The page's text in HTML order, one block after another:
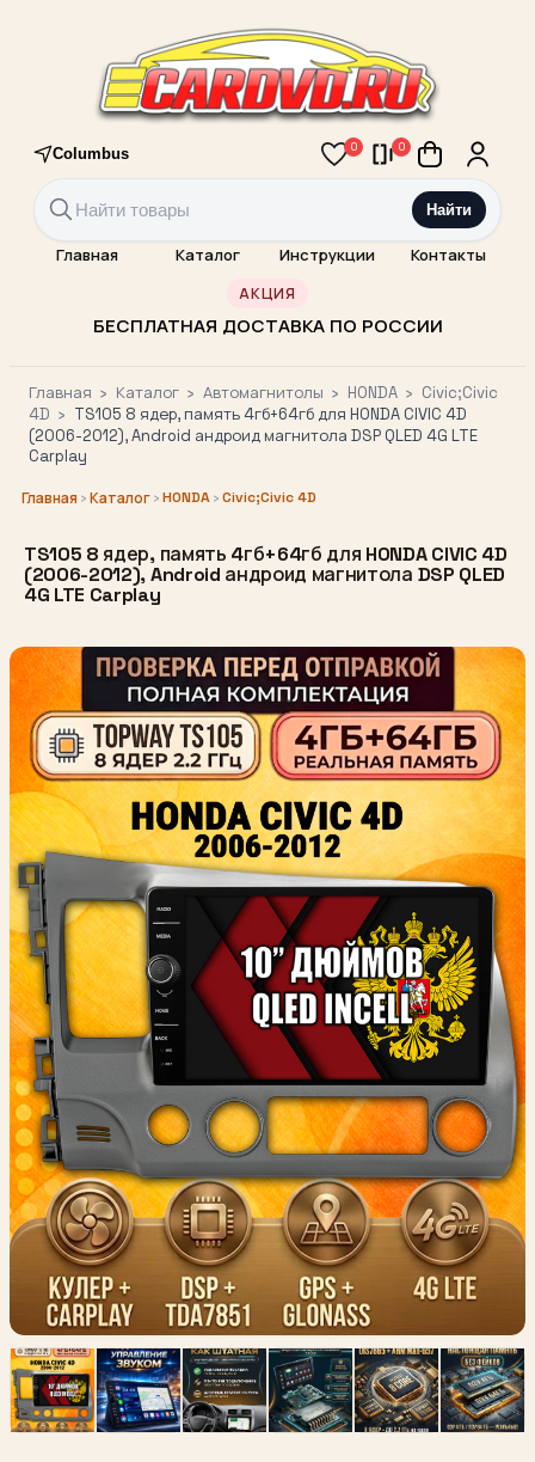
Columbus 0 0
Найти
Главная Каталог Инструкции Контакты
АКЦИЯ
БЕСПЛАТНАЯ ДОСТАВКА ПО РОССИИ
Главная › Каталог › Автомагнитолы › HONDA › Civic;Civic
4D › TS105 8 ядер, память 4гб+64гб для HONDA CIVIC 4D
(2006-2012), Android андроид магнитола DSP QLED 4G LTE
Carplay
Главная ›Каталог›HONDA›Civic;Civic 4D
TS105 8 ядер, память 4гб+64гб для HONDA CIVIC 4D
(2006-2012), Android андроид магнитола DSP QLED
4G LTE Carplay